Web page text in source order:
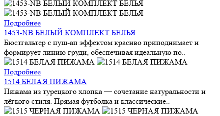
Подробнее
1453-NB БЕЛЫЙ КОМПЛЕКТ БЕЛЬЯ
Бюстгальтер с пуш-ап эффектом красиво приподнимает и
формирует линию груди, обеспечивая идеальную по..
Подробнее
1514 БЕЛАЯ ПИЖАМА
Пижама из турецкого хлопка — сочетание натуральности и
лёгкого стиля. Прямая футболка и классические..